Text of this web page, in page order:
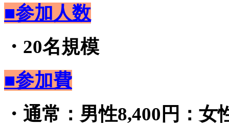
■参加人数
・20名規模
■参加費
・通常：男性8,400円：女